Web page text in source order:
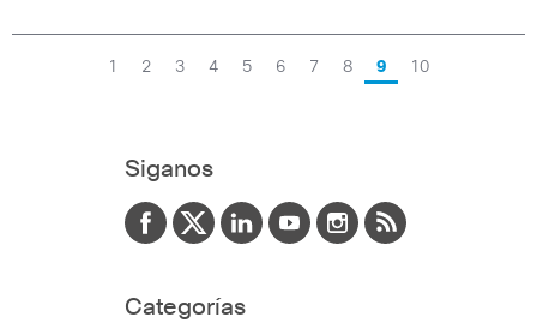
1 2 3 4 5 6 7 8 9 10
Siganos
Categorías